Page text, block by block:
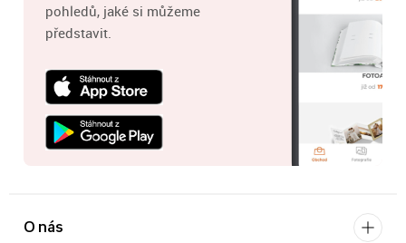
pohledů, jaké si můžeme
představit.
O nás